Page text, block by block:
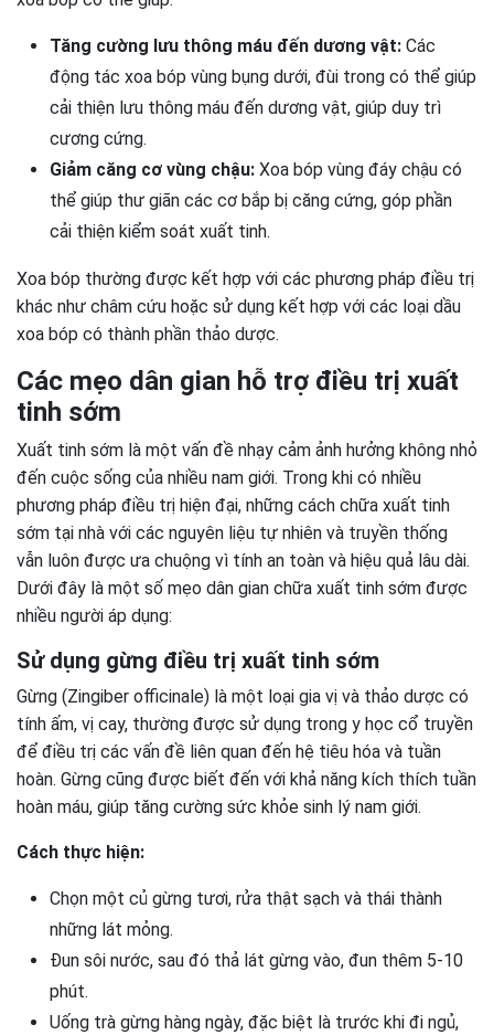
Tăng cường lưu thông máu đến dương vật: Các
động tác xoa bóp vùng bụng dưới, đùi trong có thể giúp
cải thiện lưu thông máu đến dương vật, giúp duy trì
cương cứng.
Giảm căng cơ vùng chậu: Xoa bóp vùng đáy chậu có
thể giúp thư giãn các cơ bắp bị căng cứng, góp phần
cải thiện kiểm soát xuất tinh.
Xoa bóp thường được kết hợp với các phương pháp điều trị
khác như châm cứu hoặc sử dụng kết hợp với các loại dầu
xoa bóp có thành phần thảo dược.
Các mẹo dân gian hỗ trợ điều trị xuất
tinh sớm
Xuất tinh sớm là một vấn đề nhạy cảm ảnh hưởng không nhỏ
đến cuộc sống của nhiều nam giới. Trong khi có nhiều
phương pháp điều trị hiện đại, những cách chữa xuất tinh
sớm tại nhà với các nguyên liệu tự nhiên và truyền thống
vẫn luôn được ưa chuộng vì tính an toàn và hiệu quả lâu dài.
Dưới đây là một số mẹo dân gian chữa xuất tinh sớm được
nhiều người áp dụng:
Sử dụng gừng điều trị xuất tinh sớm
Gừng (Zingiber officinale) là một loại gia vị và thảo dược có
tính ấm, vị cay, thường được sử dụng trong y học cổ truyền
để điều trị các vấn đề liên quan đến hệ tiêu hóa và tuần
hoàn. Gừng cũng được biết đến với khả năng kích thích tuần
hoàn máu, giúp tăng cường sức khỏe sinh lý nam giới.
Cách thực hiện:
Chọn một củ gừng tươi, rửa thật sạch và thái thành
những lát mỏng.
Đun sôi nước, sau đó thả lát gừng vào, đun thêm 5-10
phút.
Uống trà gừng hàng ngày, đặc biệt là trước khi đi ngủ,